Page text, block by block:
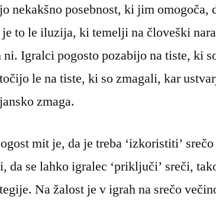
nekakšno posebnost, ki jim omogoča,
to le iluzija, ki temelji na človeški
Igralci pogosto pozabijo na tiste, ki
le na tiste, ki so zmagali, kar
zmaga.
mit je, da je treba ‘izkoristiti’
da se lahko igralec ‘priključi’ sreči,
Na žalost je v igrah na srečo